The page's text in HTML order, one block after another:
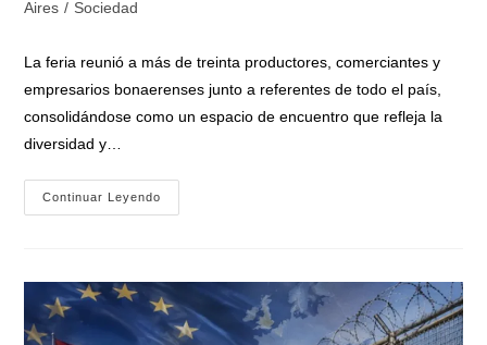
de
Aires / Sociedad
La feria reunió a más de treinta productores, comerciantes y
empresarios bonaerenses junto a referentes de todo el país,
consolidándose como un espacio de encuentro que refleja la
diversidad y…
Continuar Leyendo
Y
Argentinas
El
«9º
Encuentro